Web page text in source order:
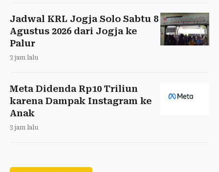
Jadwal KRL Jogja Solo Sabtu 8
Agustus 2026 dari Jogja ke
Palur
3 jam lalu
Meta Didenda Rp10 Triliun
karena Dampak Instagram ke
Anak
3 jam lalu